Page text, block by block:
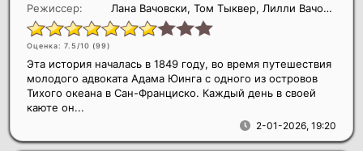
Режиссер:
Лана Вачовски, Том Тыквер, Лилли Вачовски
Оценка: 7.5/10 (99)
2-01-2026, 19:20
Эта история началась в 1849 году, во время путешествия
молодого адвоката Адама Юинга с одного из островов
Тихого океана в Сан-Франциско. Каждый день в своей
каюте он...